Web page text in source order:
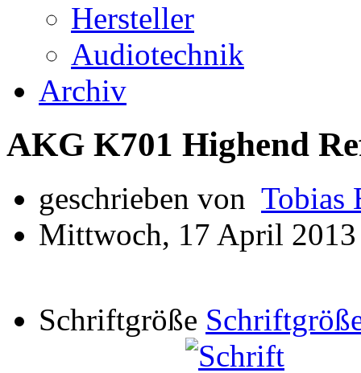
Hersteller
Audiotechnik
Archiv
AKG K701 Highend
geschrieben von Tobias
Mittwoch, 17 April
Schriftgröße